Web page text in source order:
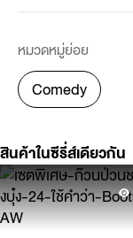
หมวดหมู่ย่อย
Comedy
สินค้าในซีรี่ส์เดียวกัน